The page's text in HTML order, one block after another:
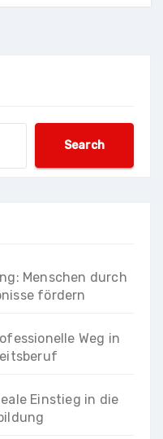
Search
Menschen durch
fördern
Weg in
Einstieg in die